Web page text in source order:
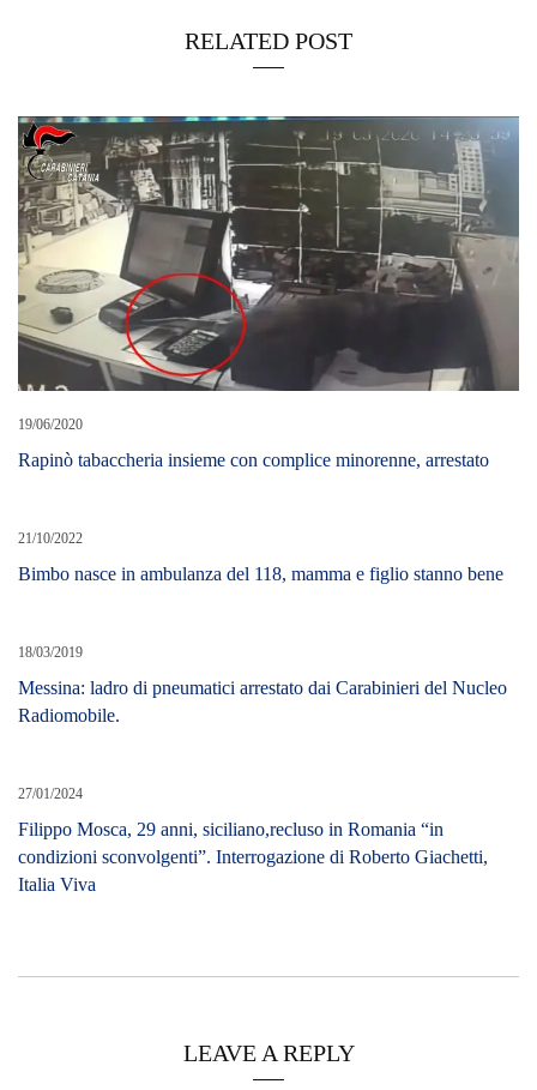
RELATED POST
19/06/2020
Rapinò tabaccheria insieme con complice minorenne, arrestato
21/10/2022
Bimbo nasce in ambulanza del 118, mamma e figlio stanno bene
18/03/2019
Messina: ladro di pneumatici arrestato dai Carabinieri del Nucleo
Radiomobile.
27/01/2024
Filippo Mosca, 29 anni, siciliano,recluso in Romania “in
condizioni sconvolgenti”. Interrogazione di Roberto Giachetti,
Italia Viva
LEAVE A REPLY